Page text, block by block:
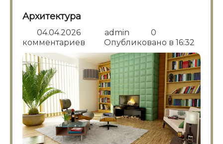
Архитектура
04.04.2026 admin
0
комментариев
Опубликовано в 16:32